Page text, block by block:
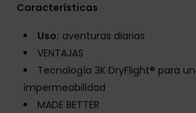
Características
Uso: aventuras diarias
VENTAJAS
Tecnología 3K DryFlight® para
impermeabilidad
MADE BETTER